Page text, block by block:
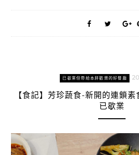
已歇業但帶給本胖歡樂的好餐廳
【食記】芳珍蔬食-新開的連鎖
已歇業